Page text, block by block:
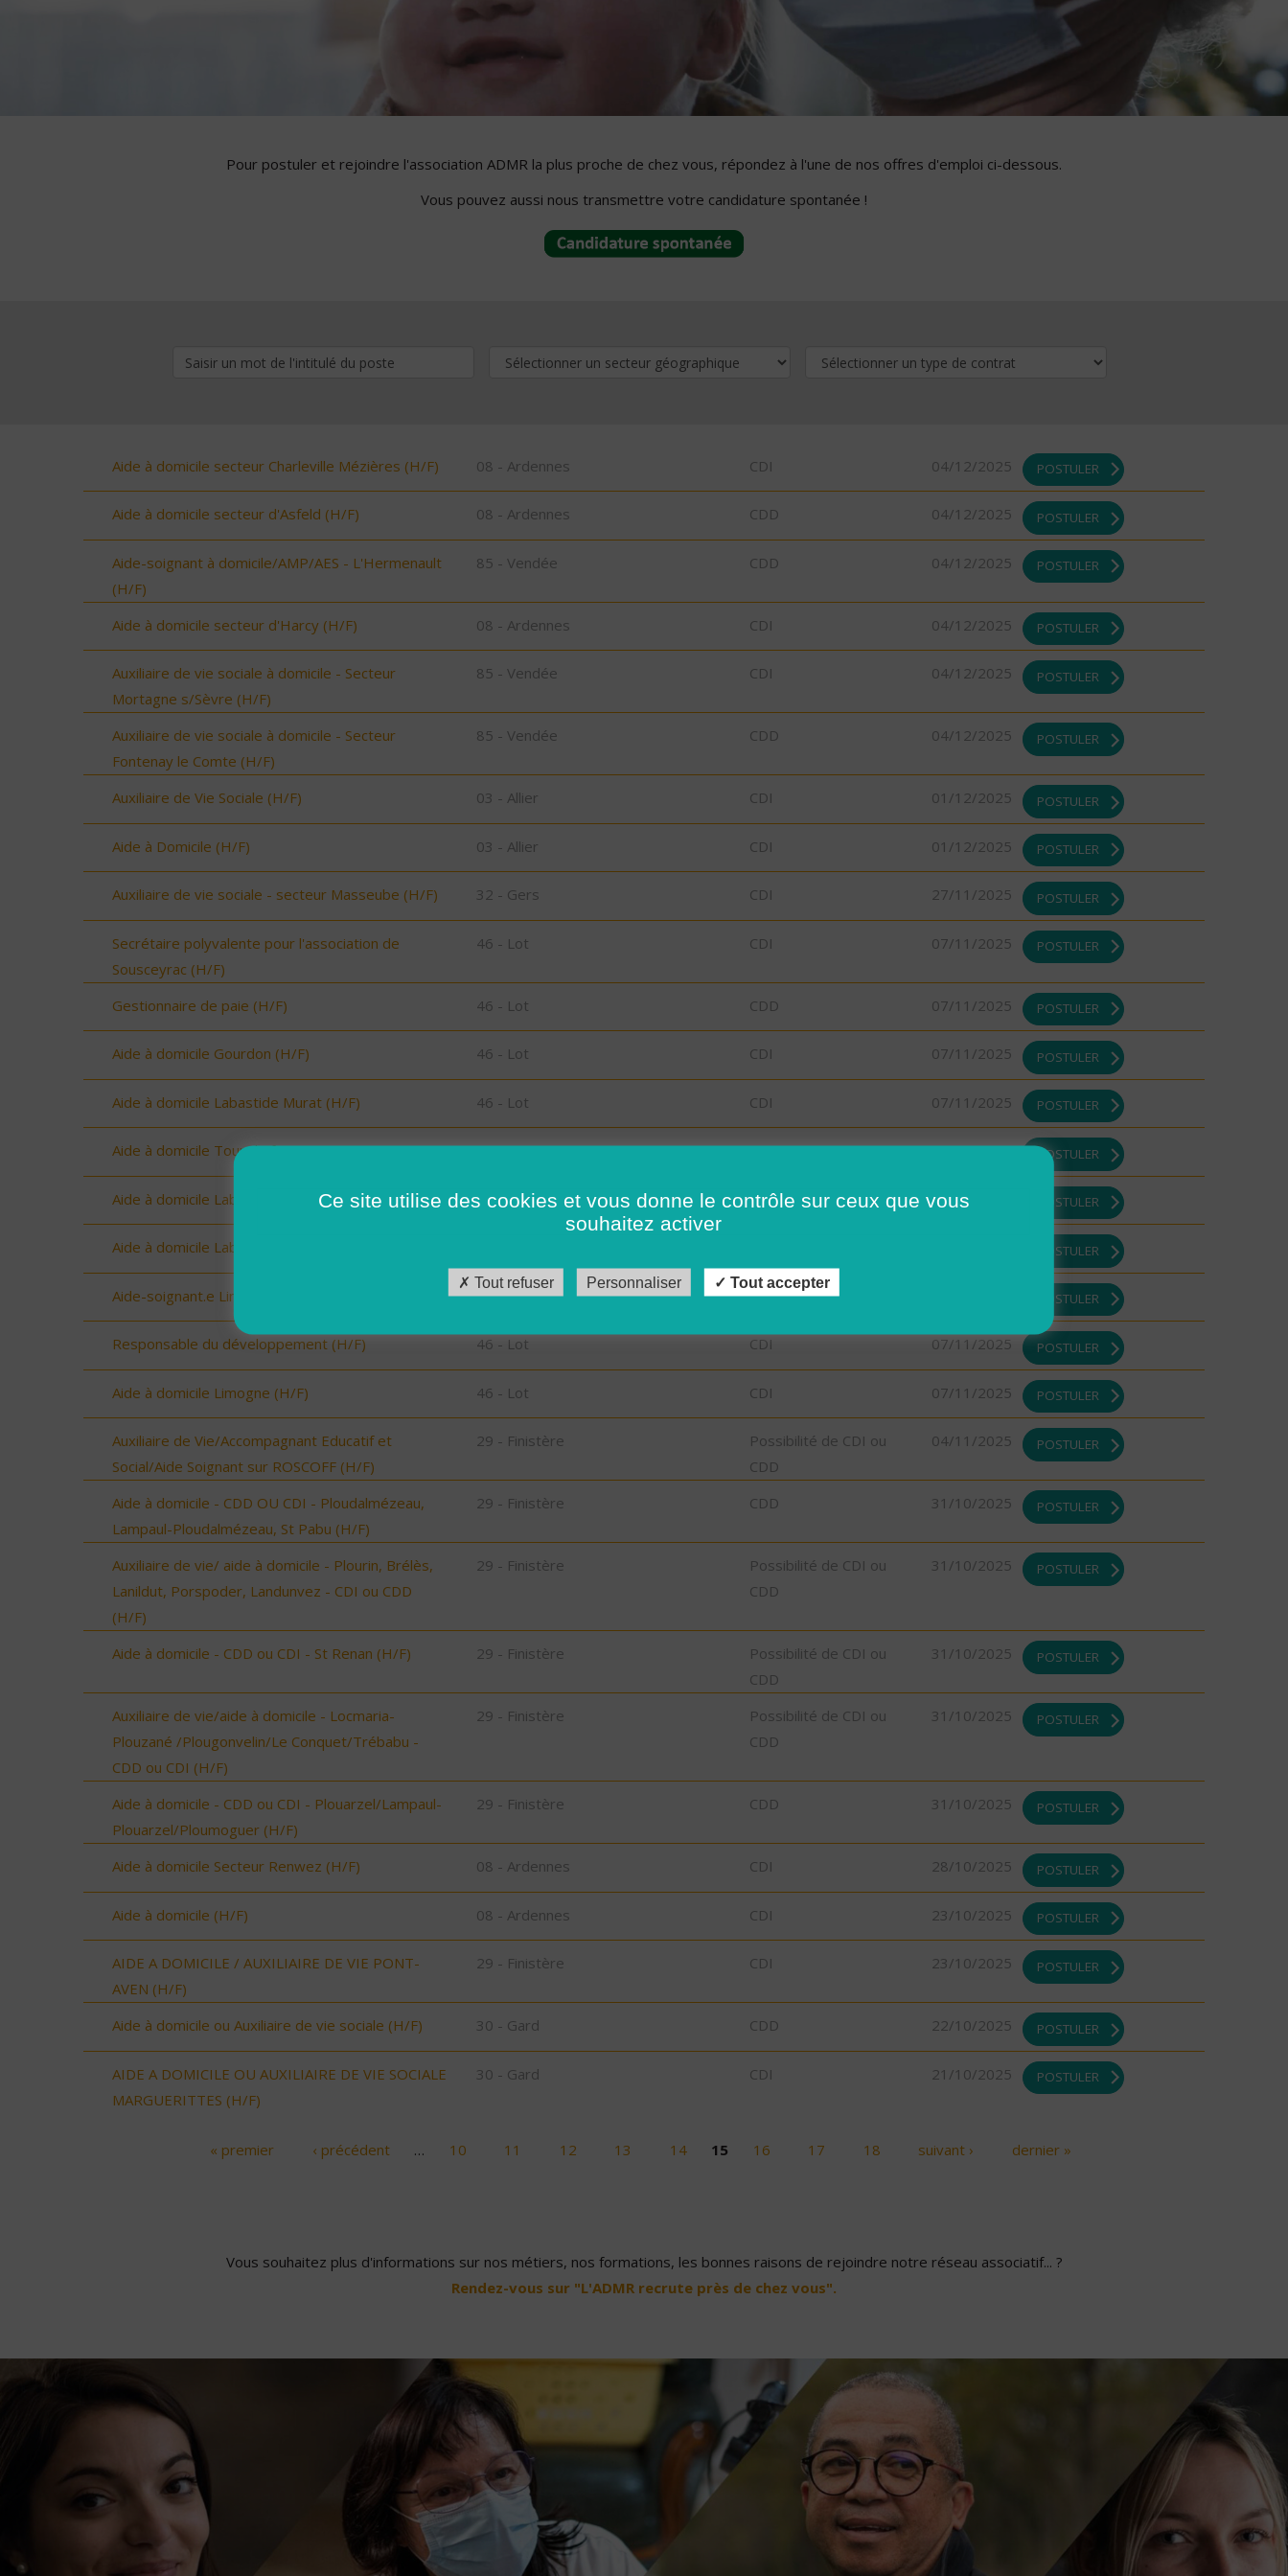
Pour postuler et rejoindre l'association ADMR la plus proche de chez vous, répondez à l'une de nos offres d'emploi ci-dessous.
Vous pouvez aussi nous transmettre votre candidature spontanée !
Aide à domicile secteur Charleville Mézières (H/F) 08 - Ardennes CDI 04/12/2025 POSTULER
Aide à domicile secteur d'Asfeld (H/F) 08 - Ardennes CDD 04/12/2025 POSTULER
Aide-soignant à domicile/AMP/AES - L'Hermenault
(H/F)
85 - Vendée CDD 04/12/2025 POSTULER
Aide à domicile secteur d'Harcy (H/F) 08 - Ardennes CDI 04/12/2025 POSTULER
Auxiliaire de vie sociale à domicile - Secteur
Mortagne s/Sèvre (H/F)
85 - Vendée CDI 04/12/2025 POSTULER
Auxiliaire de vie sociale à domicile - Secteur
Fontenay le Comte (H/F)
85 - Vendée CDD 04/12/2025 POSTULER
Auxiliaire de Vie Sociale (H/F) 03 - Allier CDI 01/12/2025 POSTULER
Aide à Domicile (H/F) 03 - Allier CDI 01/12/2025 POSTULER
Auxiliaire de vie sociale - secteur Masseube (H/F) 32 - Gers CDI 27/11/2025 POSTULER
Secrétaire polyvalente pour l'association de
Sousceyrac (H/F)
46 - Lot CDI 07/11/2025 POSTULER
Gestionnaire de paie (H/F) 46 - Lot CDD 07/11/2025 POSTULER
Aide à domicile Gourdon (H/F) 46 - Lot CDI 07/11/2025 POSTULER
Aide à domicile Labastide Murat (H/F) 46 - Lot CDI 07/11/2025 POSTULER
Aide à domicile Tour de faure (H/F) 46 - Lot CDI 07/11/2025 POSTULER
Aide à domicile Labastide Murat (H/F) 46 - Lot CDI 07/11/2025 POSTULER
Aide à domicile Labastide Murat (H/F) POSTULER
Aide-soignant.e Limogne en Quercy (H/F) 46 - Lot CDD POSTULER
Responsable du développement (H/F) 46 - Lot CDI 07/11/2025 POSTULER
Aide à domicile Limogne (H/F) 46 - Lot CDI 07/11/2025 POSTULER
Auxiliaire de Vie/Accompagnant Educatif et
Social/Aide Soignant sur ROSCOFF (H/F)
29 - Finistère
Possibilité de CDI ou
CDD
04/11/2025 POSTULER
Aide à domicile - CDD OU CDI - Ploudalmézeau,
Lampaul-Ploudalmézeau, St Pabu (H/F)
29 - Finistère CDD 31/10/2025 POSTULER
Auxiliaire de vie/ aide à domicile - Plourin, Brélès,
Lanildut, Porspoder, Landunvez - CDI ou CDD
(H/F)
29 - Finistère
Possibilité de CDI ou
CDD
31/10/2025 POSTULER
Aide à domicile - CDD ou CDI - St Renan (H/F) 29 - Finistère
Possibilité de CDI ou
CDD
31/10/2025 POSTULER
Auxiliaire de vie/aide à domicile - Locmaria-
Plouzané /Plougonvelin/Le Conquet/Trébabu -
CDD ou CDI (H/F)
29 - Finistère
Possibilité de CDI ou
CDD
31/10/2025 POSTULER
Aide à domicile - CDD ou CDI - Plouarzel/Lampaul-
Plouarzel/Ploumoguer (H/F)
29 - Finistère CDD 31/10/2025 POSTULER
Aide à domicile Secteur Renwez (H/F) 08 - Ardennes CDI 28/10/2025 POSTULER
Aide à domicile (H/F) 08 - Ardennes CDI 23/10/2025 POSTULER
AIDE A DOMICILE / AUXILIAIRE DE VIE PONT-
AVEN (H/F)
29 - Finistère CDI 23/10/2025 POSTULER
Aide à domicile ou Auxiliaire de vie sociale (H/F) 30 - Gard CDD 22/10/2025 POSTULER
AIDE A DOMICILE OU AUXILIAIRE DE VIE SOCIALE
MARGUERITTES (H/F)
30 - Gard CDI 21/10/2025 POSTULER
« premier ‹ précédent … 10 11 12 13 14 15 16 17 18 suivant › dernier »
Vous souhaitez plus d'informations sur nos métiers, nos formations, les bonnes raisons de rejoindre notre réseau associatif... ?
Rendez-vous sur "L'ADMR recrute près de chez vous".
Ce site utilise des cookies et vous donne le contrôle sur ceux que vous
souhaitez activer
Tout refuser Personnaliser Tout accepter